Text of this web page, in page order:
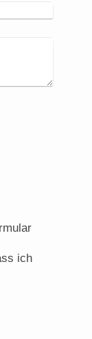
ich